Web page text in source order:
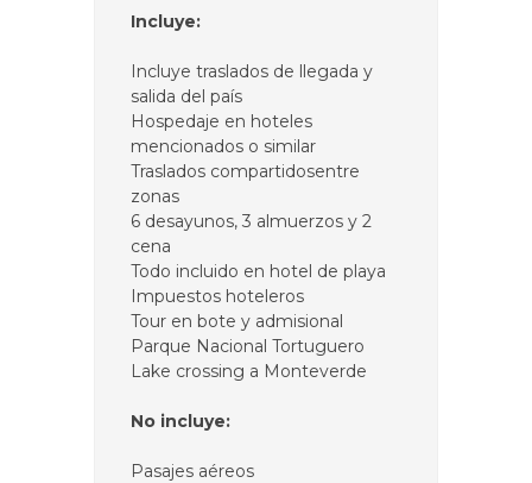
Incluye:
Incluye traslados de llegada y
salida del país
Hospedaje en hoteles
mencionados o similar
Traslados compartidosentre
zonas
6 desayunos, 3 almuerzos y 2
cena
Todo incluido en hotel de playa
Impuestos hoteleros
Tour en bote y admisional
Parque Nacional Tortuguero
Lake crossing a Monteverde
No incluye:
Pasajes aéreos